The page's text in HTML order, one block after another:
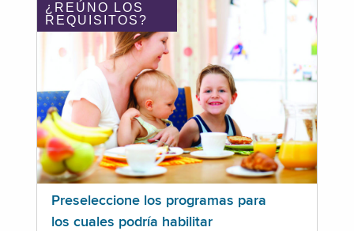
¿REÚNO LOS
REQUISITOS?
Preseleccione los programas para
los cuales podría habilitar